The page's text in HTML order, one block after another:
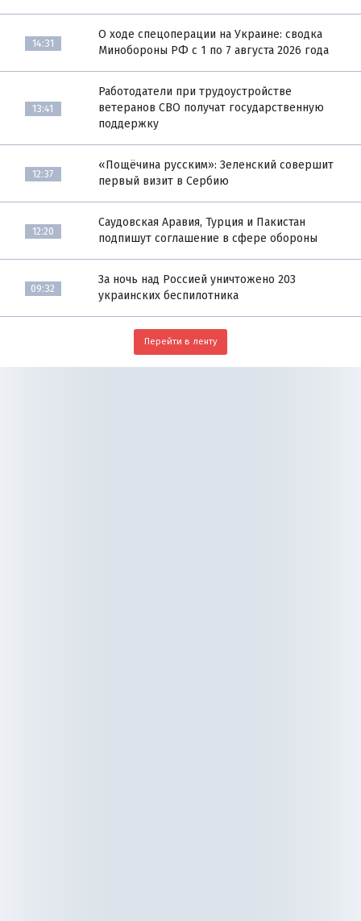
14:31
О ходе спецоперации на Украине: сводка
Минобороны РФ с 1 по 7 августа 2026 года
13:41
Работодатели при трудоустройстве
ветеранов СВО получат государственную
поддержку
12:37
«Пощёчина русским»: Зеленский совершит
первый визит в Сербию
12:20
Саудовская Аравия, Турция и Пакистан
подпишут соглашение в сфере обороны
09:32
За ночь над Россией уничтожено 203
украинских беспилотника
Перейти в ленту